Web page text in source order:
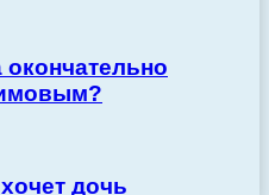
дочь